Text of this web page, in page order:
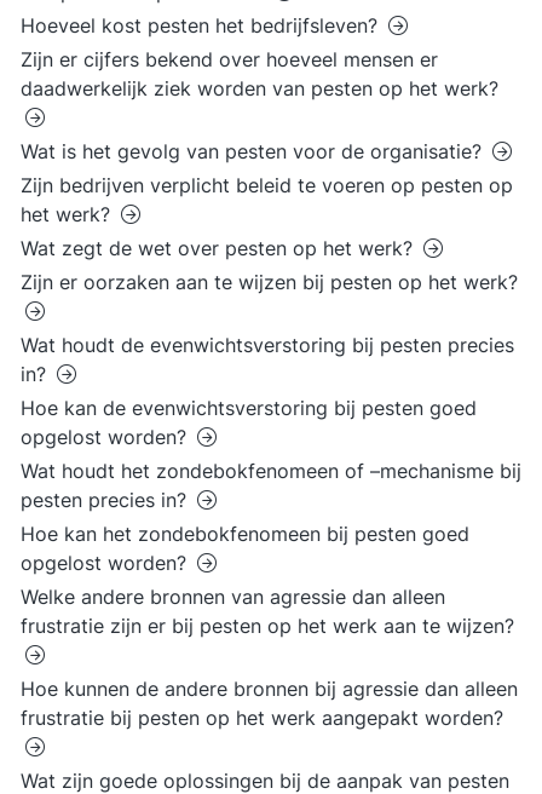
Hoeveel kost pesten het bedrijfsleven?
Zijn er cijfers bekend over hoeveel mensen er
daadwerkelijk ziek worden van pesten op het werk?
Wat is het gevolg van pesten voor de organisatie?
Zijn bedrijven verplicht beleid te voeren op pesten op
het werk?
Wat zegt de wet over pesten op het werk?
Zijn er oorzaken aan te wijzen bij pesten op het werk?
Wat houdt de evenwichtsverstoring bij pesten precies
in?
Hoe kan de evenwichtsverstoring bij pesten goed
opgelost worden?
Wat houdt het zondebokfenomeen of –mechanisme bij
pesten precies in?
Hoe kan het zondebokfenomeen bij pesten goed
opgelost worden?
Welke andere bronnen van agressie dan alleen
frustratie zijn er bij pesten op het werk aan te wijzen?
Hoe kunnen de andere bronnen bij agressie dan alleen
frustratie bij pesten op het werk aangepakt worden?
Wat zijn goede oplossingen bij de aanpak van pesten